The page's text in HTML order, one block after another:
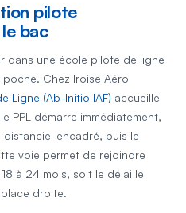
pilote
bac
dans une école pilote de ligne
Chez Iroise Aéro
Ligne (Ab-Initio IAF) accueille
PPL démarre immédiatement,
distanciel encadré, puis le
voie permet de rejoindre
à 24 mois, soit le délai le
droite.